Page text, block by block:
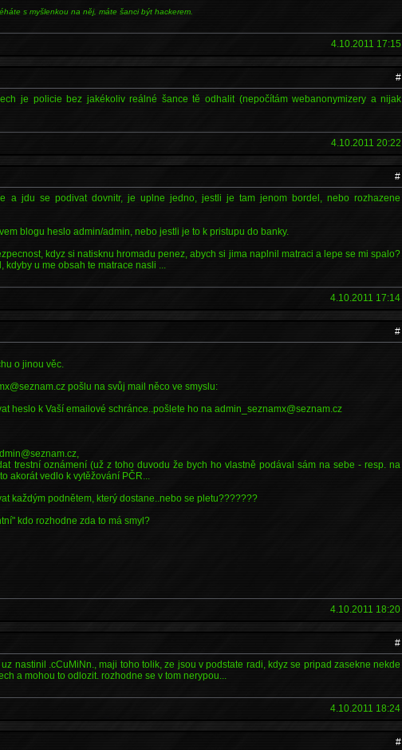
s myšlenkou na něj, máte šanci být hackerem.
4.10.2011 17:15
#
je policie bez jakékoliv reálné šance tě odhalit (nepočítám webanonymizery a nijak
4.10.2011 20:22
#
a jdu se podivat dovnitr, je uplne jedno, jestli je tam jenom bordel, nebo rozhazene
blogu heslo admin/admin, nebo jestli je to k pristupu do banky.
kdyz si natisknu hromadu penez, abych si jima naplnil matraci a lepe se mi spalo?
u me obsah te matrace nasli ...
4.10.2011 17:14
#
o jinou věc.
pošlu na svůj mail něco ve smyslu:
heslo k Vaší emailové schránce..pošlete ho na admin_seznamx@seznam.cz
trestní oznámení (už z toho duvodu že bych ho vlastně podával sám na sebe - resp. na
akorát vedlo k vytěžování PČR...
každým podnětem, který dostane..nebo se pletu???????
kdo rozhodne zda to má smyl?
4.10.2011 18:20
#
nastinil .cCuMiNn., maji toho tolik, ze jsou v podstate radi, kdyz se pripad zasekne nekde
a mohou to odlozit. rozhodne se v tom nerypou...
4.10.2011 18:24
#